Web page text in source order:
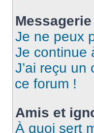
Je ne peux
Je continue
J’ai reçu
ce forum !
Amis et
À quoi sert